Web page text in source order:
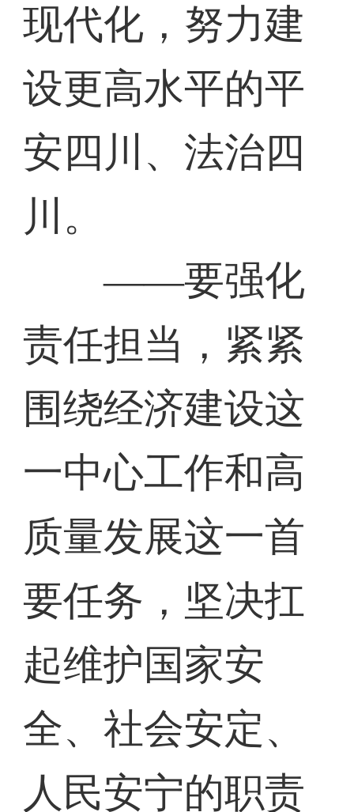
现代化，努力建
设更高水平的平
安四川、法治四
川。
——要强化
责任担当，紧紧
围绕经济建设这
一中心工作和高
质量发展这一首
要任务，坚决扛
起维护国家安
全、社会安定、
人民安宁的职责